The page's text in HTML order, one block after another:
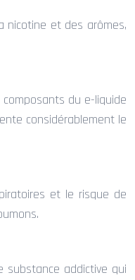
nicotine et des arômes,
du e-liquide
considérablement le
et le risque de
addictive qui